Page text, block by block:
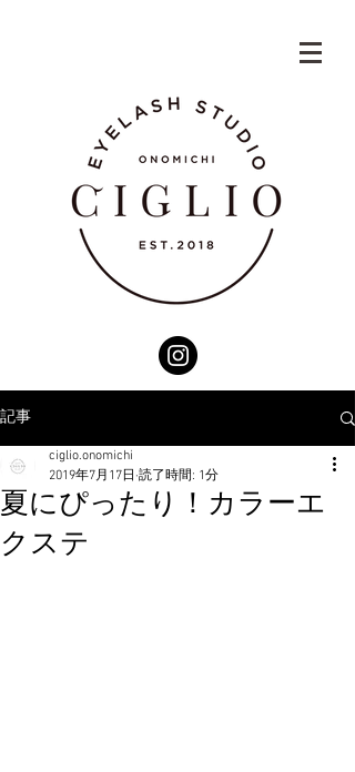
記事
夏にぴったり！カラーエ
クステ
ciglio.onomichi
2019年7月17日 読了時間: 1分